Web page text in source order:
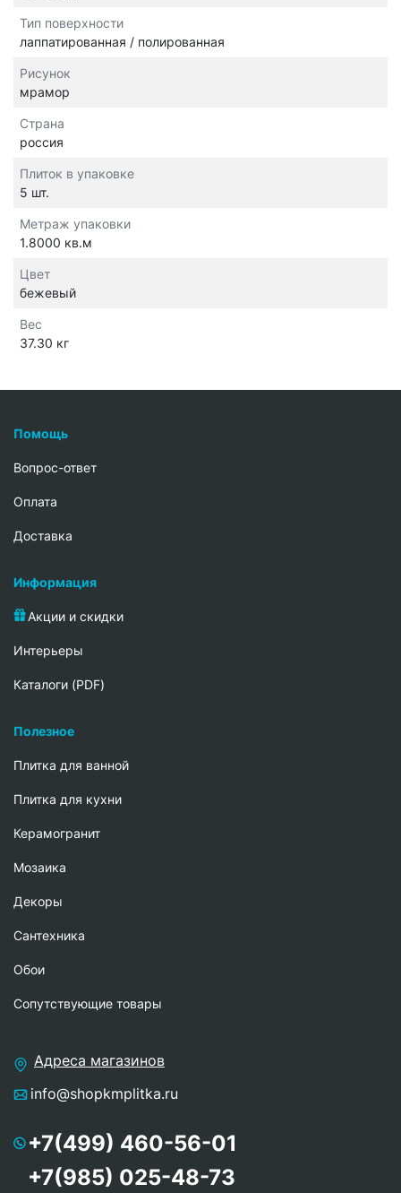
Тип поверхности
лаппатированная / полированная
Рисунок
мрамор
Страна
россия
Плиток в упаковке
5 шт.
Метраж упаковки
1.8000 кв.м
Цвет
бежевый
Вес
37.30 кг
Помощь
Вопрос-ответ
Oплата
Доставка
Информация
Акции и скидки
Интерьеры
Каталоги (PDF)
Полезное
Плитка для ванной
Плитка для кухни
Керамогранит
Мозаика
Декоры
Сантехника
Обои
Сопутствующие товары
Адреса магазинов
info@shopkmplitka.ru
+7(499) 460-56-01
+7(985) 025-48-73